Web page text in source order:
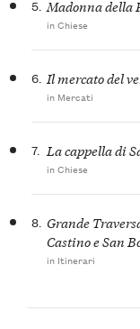
5. Madonna della
in Chiese
6. Il mercato del
in Mercati
7. La cappella di
in Chiese
8. Grande
Castino e San
in Itinerari